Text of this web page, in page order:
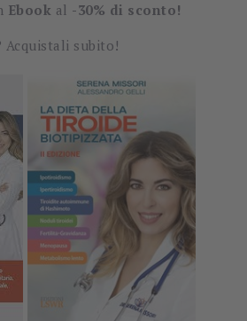
Ebook al -30% di sconto!
Acquistali subito!